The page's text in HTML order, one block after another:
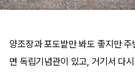
양조장과 포도밭만 봐도 좋지만
면 독립기념관이 있고, 거기서 다